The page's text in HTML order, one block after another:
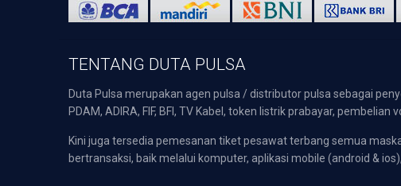
TENTANG DUTA PULSA
Duta Pulsa merupakan agen pulsa / distributor pulsa sebagai
PDAM, ADIRA, FIF, BFI, TV Kabel, token listrik prabayar,
Kini juga tersedia pemesanan tiket pesawat terbang semua
bertransaksi, baik melalui komputer, aplikasi mobile (android &